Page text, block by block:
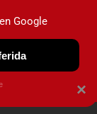
×
Google